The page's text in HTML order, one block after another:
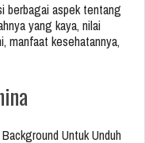
berbagai aspek tentang
yang kaya, nilai
manfaat kesehatannya,